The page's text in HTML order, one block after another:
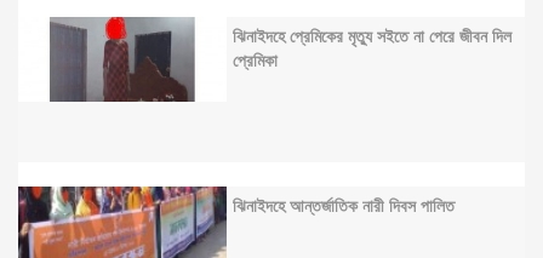
ঝিনাইদহে প্রেমিকের মৃত্যু সইতে না পেরে জীবন দিল
প্রেমিকা
ঝিনাইদহে আন্তর্জাতিক নারী দিবস পালিত